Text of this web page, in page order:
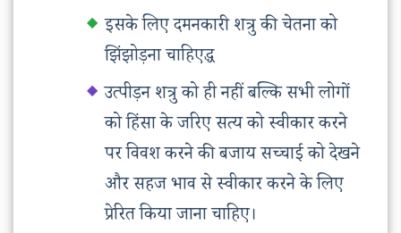
इसके लिए दमनकारी शत्रु की चेतना को
झिंझोड़ना चाहिएद्ध
उत्पीड़न शत्रु को ही नहीं बल्कि सभी लोगों
को हिंसा के जरिए सत्य को स्वीकार करने
पर विवश करने की बजाय सच्चाई को देखने
और सहज भाव से स्वीकार करने के लिए
प्रेरित किया जाना चाहिए।